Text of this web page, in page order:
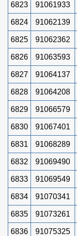
6823 91061933
6824 91062139
6825 91062362
6826 91063593
6827 91064137
6828 91064208
6829 91066579
6830 91067401
6831 91068289
6832 91069490
6833 91069549
6834 91070341
6835 91073261
6836 91075325